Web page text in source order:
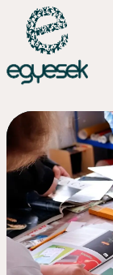
Képzések
Önkéntesség
Szintet lépek
Tevékenységeink
Partnerek
Adományzóna
Hírek
HU